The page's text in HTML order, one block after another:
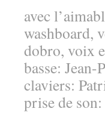
avec
washboard,
dobro, voix
basse:
claviers:
prise de